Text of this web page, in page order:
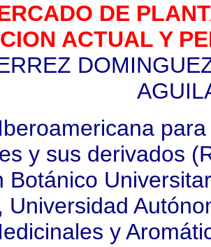
DE
ACTUAL Y
y sus derivados
Botánico
Universidad
y